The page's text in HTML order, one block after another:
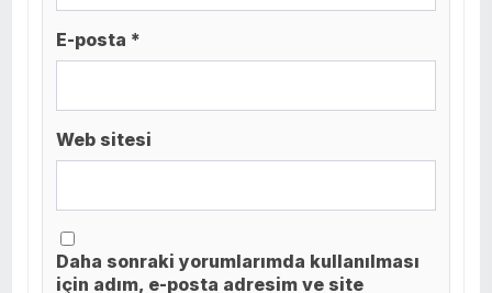
E-posta *
Web sitesi
Daha sonraki yorumlarımda kullanılması
için adım, e-posta adresim ve site